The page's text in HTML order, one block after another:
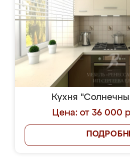
Кухня
Цена: от 36 000